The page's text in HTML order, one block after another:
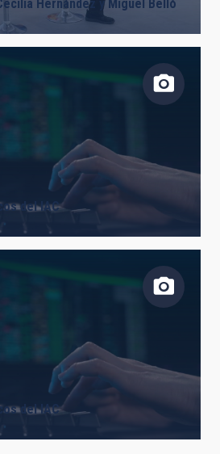
Hernández y Miguel Belló
del IAC
del IAC